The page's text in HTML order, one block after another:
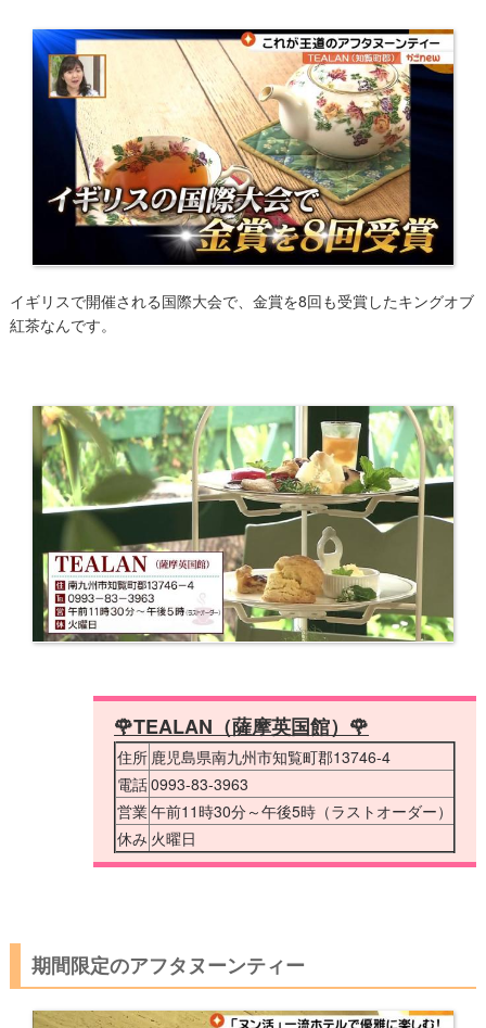
イギリスで開催される国際大会で、金賞を8回も受賞したキングオブ
紅茶なんです。
🌹TEALAN（薩摩英国館）🌹
住所 鹿児島県南九州市知覧町郡13746-4
電話0993-83-3963
営業午前11時30分～午後5時（ラストオーダー）
休み 火曜日
期間限定のアフタヌーンティー